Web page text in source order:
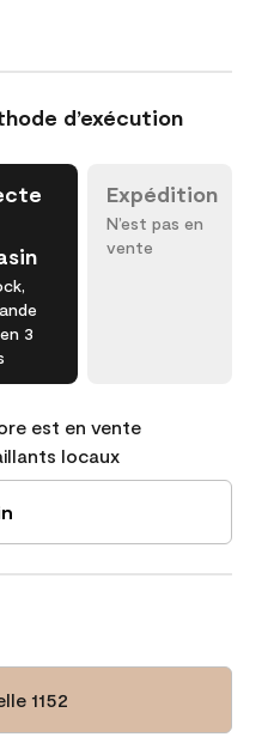
d’exécution
3
Expédition
N’est pas en
vente
est en vente
locaux
1152